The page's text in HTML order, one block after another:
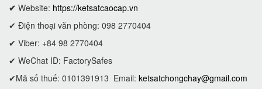
✔ Website: https://ketsatcaocap.vn
✔ Điện thoại văn phòng: 098 2770404
✔ Viber: +84 98 2770404
✔ WeChat ID: FactorySafes
✔Mã số thuế: 0101391913 Email: ketsatchongchay@gmail.com